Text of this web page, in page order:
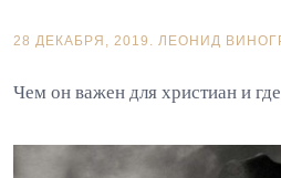
28 ДЕКАБРЯ, 2019. ЛЕОНИД
Чем он важен для христиан и